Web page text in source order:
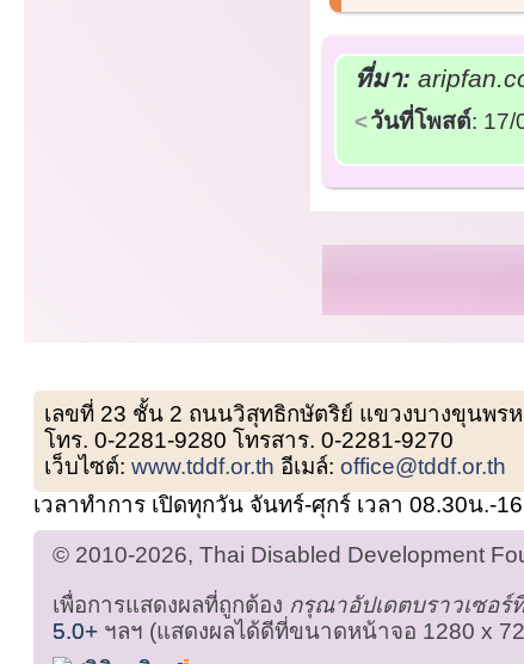
ที่มา:
วันที่โพสต์: 17/
เลขที่ 23 ชั้น 2 ถนนวิสุทธิกษัตริย์ แขวงบางขุนพร
โทร. 0-2281-9280 โทรสาร. 0-2281-9270
เว็บไซต์:www.tddf.or.th อีเมล์:office@tddf.or.th
เวลาทำการ เปิดทุกวัน จันทร์-ศุกร์ เวลา 08.30น.-
© 2010-2026, Thai Disabled Development
เพื่อการแสดงผลที่ถูกต้อง กรุณาอัปเดตบราวเซอร์
5.0+ ฯลฯ (แสดงผลได้ดีที่ขนาดหน้าจอ 1280 x